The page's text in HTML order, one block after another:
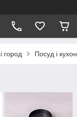
город Посуд і